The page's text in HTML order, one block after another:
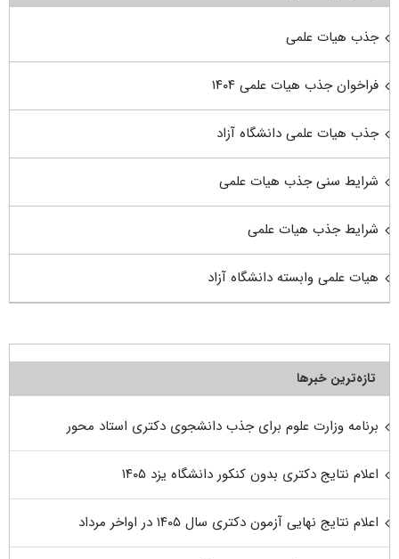
جذب هیات علمی
فراخوان جذب هیات علمی ۱۴۰۴
جذب هیات علمی دانشگاه آزاد
شرایط سنی جذب هیات علمی
شرایط جذب هیات علمی
هیات علمی وابسته دانشگاه آزاد
تازه‌ترین خبرها
برنامه وزارت علوم برای جذب دانشجوی دکتری استاد محور
اعلام نتایج دکتری بدون کنکور دانشگاه یزد ۱۴۰۵
اعلام نتایج نهایی آزمون دکتری سال ۱۴۰۵ در اواخر مرداد